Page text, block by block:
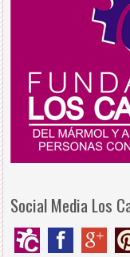
Social Media Los